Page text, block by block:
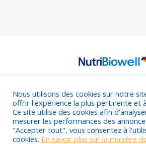
Nous utilisons des cookies sur notre
offrir l'expérience la plus pertinente et
Ce site utilise des cookies afin
mesurer les performances des
"Accepter tout", vous consentez à
cookies. En savoir plus sur la manière